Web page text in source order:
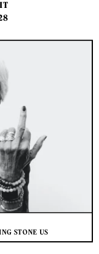
STONE US